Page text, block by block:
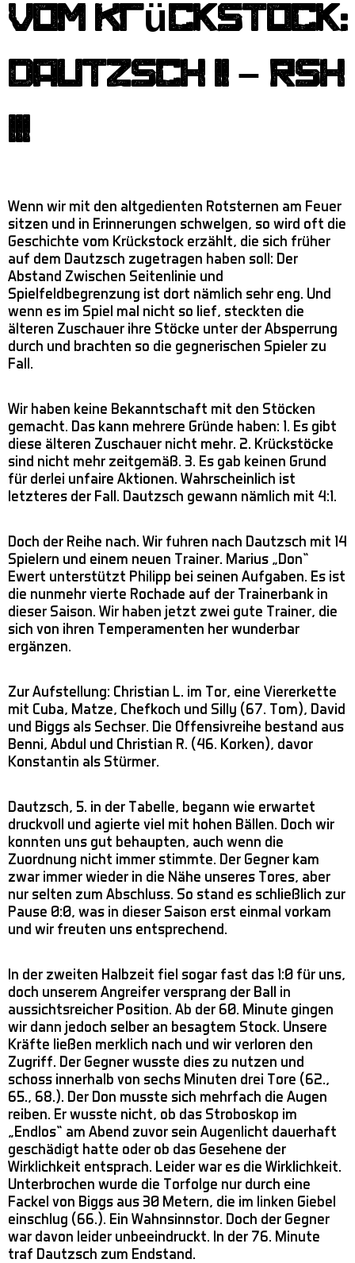
vom Krückstock:
Dautzsch II – RSH
III
Wenn wir mit den altgedienten Rotsternen am Feuer
sitzen und in Erinnerungen schwelgen, so wird oft die
Geschichte vom Krückstock erzählt, die sich früher
auf dem Dautzsch zugetragen haben soll: Der
Abstand Zwischen Seitenlinie und
Spielfeldbegrenzung ist dort nämlich sehr eng. Und
wenn es im Spiel mal nicht so lief, steckten die
älteren Zuschauer ihre Stöcke unter der Absperrung
durch und brachten so die gegnerischen Spieler zu
Fall.
Wir haben keine Bekanntschaft mit den Stöcken
gemacht. Das kann mehrere Gründe haben: 1. Es gibt
diese älteren Zuschauer nicht mehr. 2. Krückstöcke
sind nicht mehr zeitgemäß. 3. Es gab keinen Grund
für derlei unfaire Aktionen. Wahrscheinlich ist
letzteres der Fall. Dautzsch gewann nämlich mit 4:1.
Doch der Reihe nach. Wir fuhren nach Dautzsch mit 14
Spielern und einem neuen Trainer. Marius „Don“
Ewert unterstützt Philipp bei seinen Aufgaben. Es ist
die nunmehr vierte Rochade auf der Trainerbank in
dieser Saison. Wir haben jetzt zwei gute Trainer, die
sich von ihren Temperamenten her wunderbar
ergänzen.
Zur Aufstellung: Christian L. im Tor, eine Viererkette
mit Cuba, Matze, Chefkoch und Silly (67. Tom), David
und Biggs als Sechser. Die Offensivreihe bestand aus
Benni, Abdul und Christian R. (46. Korken), davor
Konstantin als Stürmer.
Dautzsch, 5. in der Tabelle, begann wie erwartet
druckvoll und agierte viel mit hohen Bällen. Doch wir
konnten uns gut behaupten, auch wenn die
Zuordnung nicht immer stimmte. Der Gegner kam
zwar immer wieder in die Nähe unseres Tores, aber
nur selten zum Abschluss. So stand es schließlich zur
Pause 0:0, was in dieser Saison erst einmal vorkam
und wir freuten uns entsprechend.
In der zweiten Halbzeit fiel sogar fast das 1:0 für uns,
doch unserem Angreifer versprang der Ball in
aussichtsreicher Position. Ab der 60. Minute gingen
wir dann jedoch selber an besagtem Stock. Unsere
Kräfte ließen merklich nach und wir verloren den
Zugriff. Der Gegner wusste dies zu nutzen und
schoss innerhalb von sechs Minuten drei Tore (62.,
65., 68.). Der Don musste sich mehrfach die Augen
reiben. Er wusste nicht, ob das Stroboskop im
„Endlos“ am Abend zuvor sein Augenlicht dauerhaft
geschädigt hatte oder ob das Gesehene der
Wirklichkeit entsprach. Leider war es die Wirklichkeit.
Unterbrochen wurde die Torfolge nur durch eine
Fackel von Biggs aus 30 Metern, die im linken Giebel
einschlug (66.). Ein Wahnsinnstor. Doch der Gegner
war davon leider unbeeindruckt. In der 76. Minute
traf Dautzsch zum Endstand.